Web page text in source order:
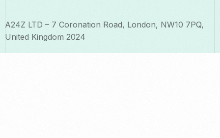
A24Z LTD – 7 Coronation Road, London, NW10 7PQ,
United Kingdom 2024